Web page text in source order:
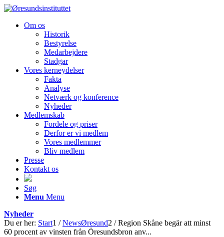
Om os
Historik
Bestyrelse
Medarbejdere
Stadgar
Vores kerneydelser
Fakta
Analyse
Netværk og konference
Nyheder
Medlemskab
Fordele og priser
Derfor er vi medlem
Vores medlemmer
Bliv medlem
Presse
Kontakt os
Søg
Menu Menu
Nyheder
Du er her: Start1 / NewsØresund2 / Region Skåne begär att minst
60 procent av vinsten från Öresundsbron anv...